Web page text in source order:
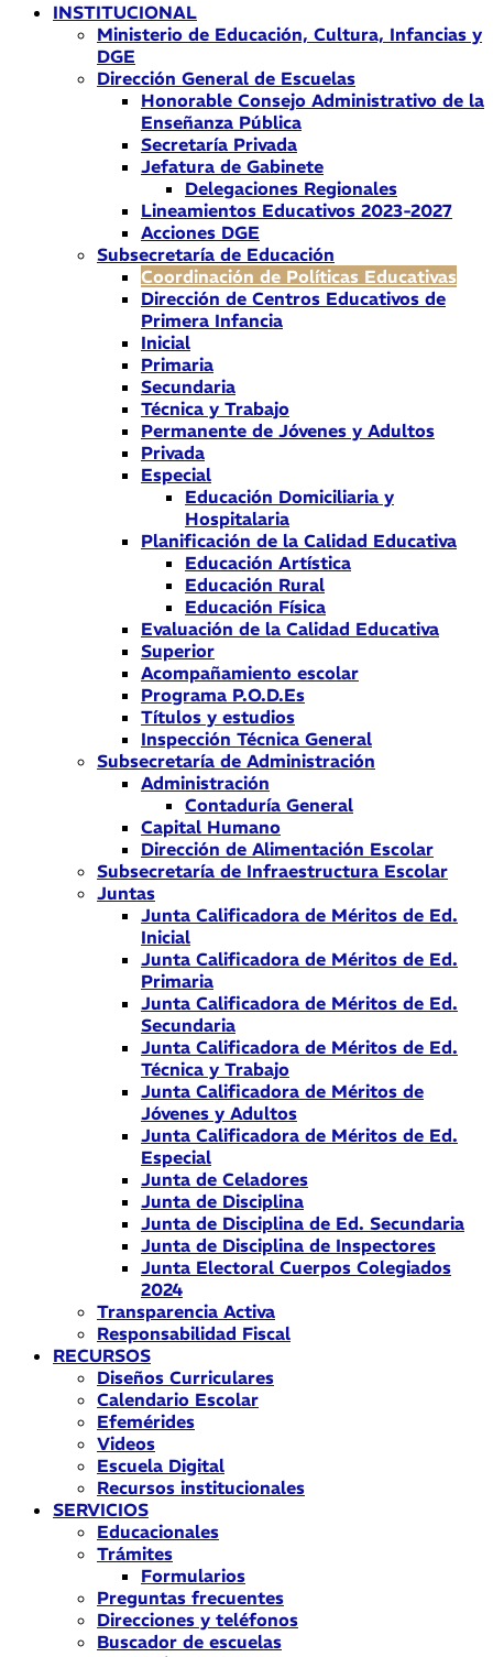
INSTITUCIONAL
Ministerio de Educación, Cultura, Infancias y
DGE
Dirección General de Escuelas
Honorable Consejo Administrativo de la
Enseñanza Pública
Secretaría Privada
Jefatura de Gabinete
Delegaciones Regionales
Lineamientos Educativos 2023-2027
Acciones DGE
Subsecretaría de Educación
Coordinación de Políticas Educativas
Dirección de Centros Educativos de
Primera Infancia
Inicial
Primaria
Secundaria
Técnica y Trabajo
Permanente de Jóvenes y Adultos
Privada
Especial
Educación Domiciliaria y
Hospitalaria
Planificación de la Calidad Educativa
Educación Artística
Educación Rural
Educación Física
Evaluación de la Calidad Educativa
Superior
Acompañamiento escolar
Programa P.O.D.Es
Títulos y estudios
Inspección Técnica General
Subsecretaría de Administración
Administración
Contaduría General
Capital Humano
Dirección de Alimentación Escolar
Subsecretaría de Infraestructura Escolar
Juntas
Junta Calificadora de Méritos de Ed.
Inicial
Junta Calificadora de Méritos de Ed.
Primaria
Junta Calificadora de Méritos de Ed.
Secundaria
Junta Calificadora de Méritos de Ed.
Técnica y Trabajo
Junta Calificadora de Méritos de
Jóvenes y Adultos
Junta Calificadora de Méritos de Ed.
Especial
Junta de Celadores
Junta de Disciplina
Junta de Disciplina de Ed. Secundaria
Junta de Disciplina de Inspectores
Junta Electoral Cuerpos Colegiados
2024
Transparencia Activa
Responsabilidad Fiscal
RECURSOS
Diseños Curriculares
Calendario Escolar
Efemérides
Videos
Escuela Digital
Recursos institucionales
SERVICIOS
Educacionales
Trámites
Formularios
Preguntas frecuentes
Direcciones y teléfonos
Buscador de escuelas